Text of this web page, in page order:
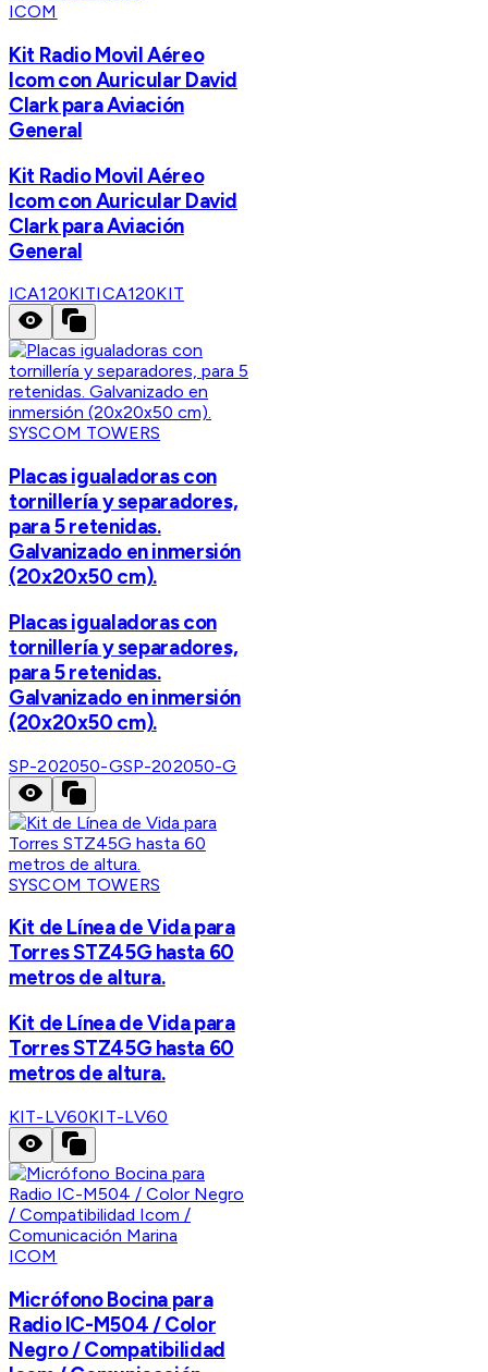
ICOM
Kit Radio Movil Aéreo
Icom con Auricular David
Clark para Aviación
General
Kit Radio Movil Aéreo
Icom con Auricular David
Clark para Aviación
General
ICA120KITICA120KIT
SYSCOM TOWERS
Placas igualadoras con
tornillería y separadores,
para 5 retenidas.
Galvanizado en inmersión
(20x20x50 cm).
Placas igualadoras con
tornillería y separadores,
para 5 retenidas.
Galvanizado en inmersión
(20x20x50 cm).
SP-202050-GSP-202050-G
SYSCOM TOWERS
Kit de Línea de Vida para
Torres STZ45G hasta 60
metros de altura.
Kit de Línea de Vida para
Torres STZ45G hasta 60
metros de altura.
KIT-LV60KIT-LV60
ICOM
Micrófono Bocina para
Radio IC-M504 / Color
Negro / Compatibilidad